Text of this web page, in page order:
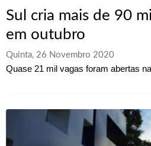
Sul cria mais de 90
em outubro
Quinta, 26 Novembro 2020
Quase 21 mil vagas foram abertas